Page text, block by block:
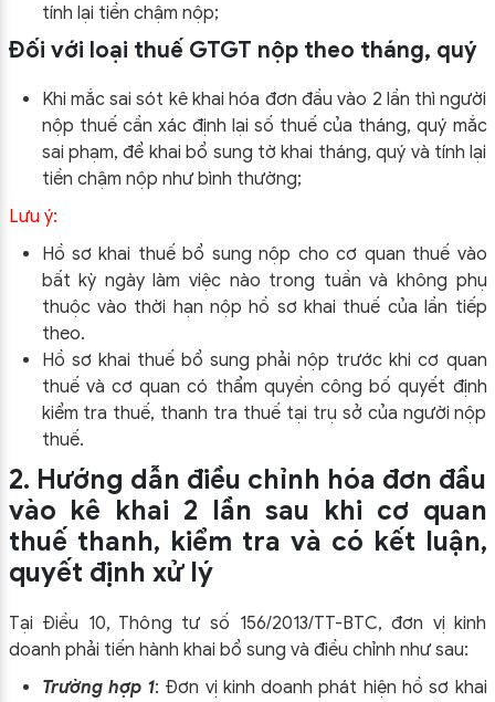
tính lại tiền chậm nộp;
Đối với loại thuế GTGT nộp theo tháng, quý
Khi mắc sai sót kê khai hóa đơn đầu vào 2 lần thì người
nộp thuế cần xác định lại số thuế của tháng, quý mắc
sai phạm, để khai bổ sung tờ khai tháng, quý và tính lại
tiền chậm nộp như bình thường;
Lưu ý:
Hồ sơ khai thuế bổ sung nộp cho cơ quan thuế vào
bất kỳ ngày làm việc nào trong tuần và không phụ
thuộc vào thời hạn nộp hồ sơ khai thuế của lần tiếp
theo.
Hồ sơ khai thuế bổ sung phải nộp trước khi cơ quan
thuế và cơ quan có thẩm quyền công bố quyết định
kiểm tra thuế, thanh tra thuế tại trụ sở của người nộp
thuế.
2. Hướng dẫn điều chỉnh hóa đơn đầu
vào kê khai 2 lần sau khi cơ quan
thuế thanh, kiểm tra và có kết luận,
quyết định xử lý
Tại Điều 10, Thông tư số 156/2013/TT-BTC, đơn vị kinh
doanh phải tiến hành khai bổ sung và điều chỉnh như sau:
Trường hợp 1: Đơn vị kinh doanh phát hiện hồ sơ khai